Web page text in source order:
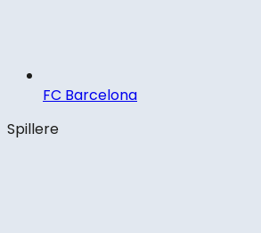
FC Barcelona
Spillere